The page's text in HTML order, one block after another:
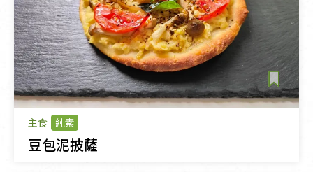
主食 純素
豆包泥披薩